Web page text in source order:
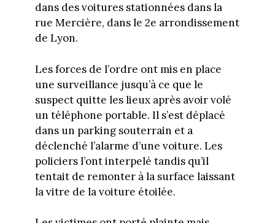
dans des voitures stationnées dans la
rue Mercière, dans le 2e arrondissement
de Lyon.
Les forces de l’ordre ont mis en place
une surveillance jusqu’à ce que le
suspect quitte les lieux après avoir volé
un téléphone portable. Il s’est déplacé
dans un parking souterrain et a
déclenché l’alarme d’une voiture. Les
policiers l’ont interpelé tandis qu’il
tentait de remonter à la surface laissant
la vitre de la voiture étoilée.